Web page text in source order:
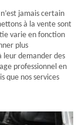
jamais certain
à la vente sont
varie en fonction
plus
leur demander des
professionnel en
que nos services